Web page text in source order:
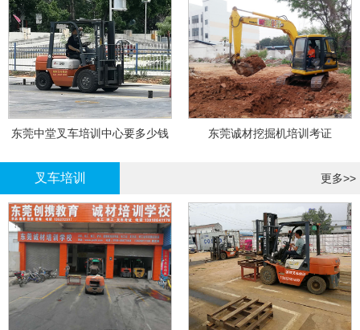
东莞中堂叉车培训中心要多少钱 东莞诚材挖掘机培训考证
叉车培训 更多>>